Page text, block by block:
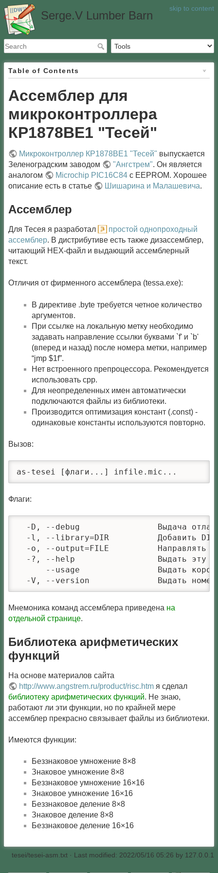
skip to content
Serge.V Lumber Barn
Table of Contents
Ассемблер для
микроконтроллера
КР1878ВЕ1 "Тесей"
Микроконтроллер КР1878ВЕ1 "Тесей" выпускается
Зеленоградским заводом
"Ангстрем". Он является
аналогом
Microchip PIC16C84 c EEPROM. Хорошее
описание есть в статье
Шишарина и Малашевича.
Ассемблер
Для Тесея я разработал
простой однопроходный
ассемблер. В дистрибутиве есть также дизассемблер,
читающий HEX-файл и выдающий ассемблерный
текст.
Отличия от фирменного ассемблера (tessa.exe):
В директиве .byte требуется четное количество
аргументов.
При ссылке на локальную метку необходимо
задавать направление ссылки буквами `f' и `b'
(вперед и назад) после номера метки, например
“jmp $1f”.
Нет встроенного препроцессора. Рекомендуется
использовать cpp.
Для неопределенных имен автоматически
подключаются файлы из библиотеки.
Производится оптимизация констант (.const) -
одинаковые константы используются повторно.
Вызов:
as-tesei [флаги...] infile.mic...
Флаги:
-D, --debug                Выдача
-l, --library=DIR          Добавить
-o, --output=FILE          Направлять
-?, --help                 Выдать эту
--usage                Выдать
-V, --version              Выдать
Мнемоника команд ассемблера приведена на
отдельной странице.
Библиотека арифметических
функций
На основе материалов сайта
http://www.angstrem.ru/product/risc.htm я сделал
библиотеку арифметических функций. Не знаю,
работают ли эти функции, но по крайней мере
ассемблер прекрасно связывает файлы из библиотеки.
Имеются функции:
Беззнаковое умножение 8×8
Знаковое умножение 8×8
Беззнаковое умножение 16×16
Знаковое умножение 16×16
Беззнаковое деление 8×8
Знаковое деление 8×8
Беззнаковое деление 16×16
tesei/tesei-asm.txt · Last modified: 2022/05/16 05:26 by 127.0.0.1